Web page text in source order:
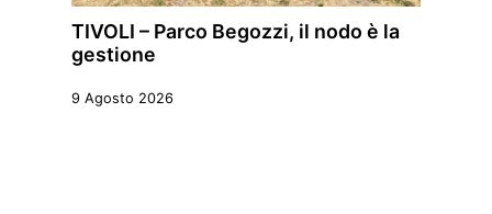
TIVOLI – Parco Begozzi, il nodo è la
gestione
9 Agosto 2026